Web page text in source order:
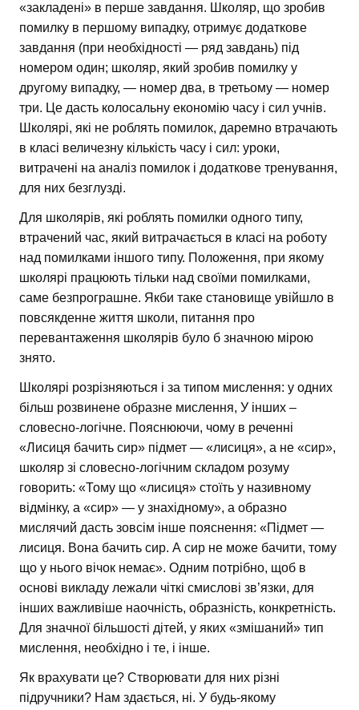
«закладені» в перше завдання. Школяр, що зробив
помилку в першому випадку, отримує додаткове
завдання (при необхідності — ряд завдань) під
номером один; школяр, який зробив помилку у
другому випадку, — номер два, в третьому — номер
три. Це дасть колосальну економію часу і сил учнів.
Школярі, які не роблять помилок, даремно втрачають
в класі величезну кількість часу і сил: уроки,
витрачені на аналіз помилок і додаткове тренування,
для них безглузді.
Для школярів, які роблять помилки одного типу,
втрачений час, який витрачається в класі на роботу
над помилками іншого типу. Положення, при якому
школярі працюють тільки над своїми помилками,
саме безпрограшне. Якби таке становище увійшло в
повсякденне життя школи, питання про
перевантаження школярів було б значною мірою
знято.
Школярі розрізняються і за типом мислення: у одних
більш розвинене образне мислення, У інших –
словесно-логічне. Пояснюючи, чому в реченні
«Лисиця бачить сир» підмет — «лисиця», а не «сир»,
школяр зі словесно-логічним складом розуму
говорить: «Тому що «лисиця» стоїть у називному
відмінку, а «сир» — у знахідному», а образно
мислячий дасть зовсім інше пояснення: «Підмет —
лисиця. Вона бачить сир. А сир не може бачити, тому
що у нього вічок немає». Одним потрібно, щоб в
основі викладу лежали чіткі смислові зв’язки, для
інших важливіше наочність, образність, конкретність.
Для значної більшості дітей, у яких «змішаний» тип
мислення, необхідно і те, і інше.
Як врахувати це? Створювати для них різні
підручники? Нам здається, ні. У будь-якому